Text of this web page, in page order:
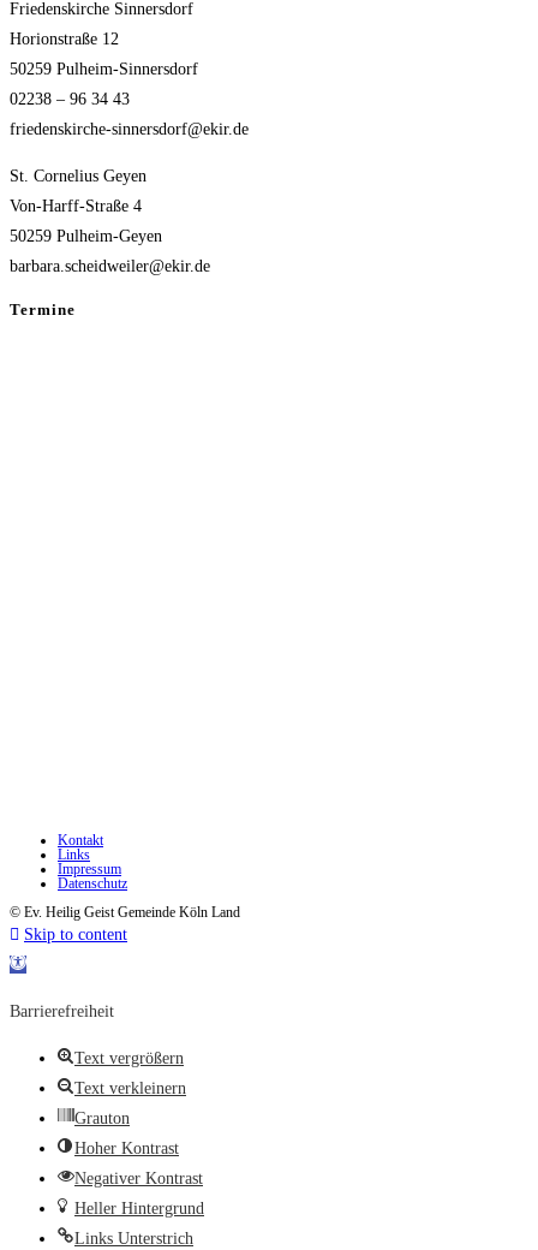
Friedenskirche Sinnersdorf
Horionstraße 12
50259 Pulheim-Sinnersdorf
02238 – 96 34 43
friedenskirche-sinnersdorf@ekir.de
St. Cornelius Geyen
Von-Harff-Straße 4
50259 Pulheim-Geyen
barbara.scheidweiler@ekir.de
Termine
Kontakt
Links
Impressum
Datenschutz
© Ev. Heilig Geist Gemeinde Köln Land
Skip to content
Open toolbar
Barrierefreiheit
Text vergrößern
Text verkleinern
Grauton
Hoher Kontrast
Negativer Kontrast
Heller Hintergrund
Links Unterstrich